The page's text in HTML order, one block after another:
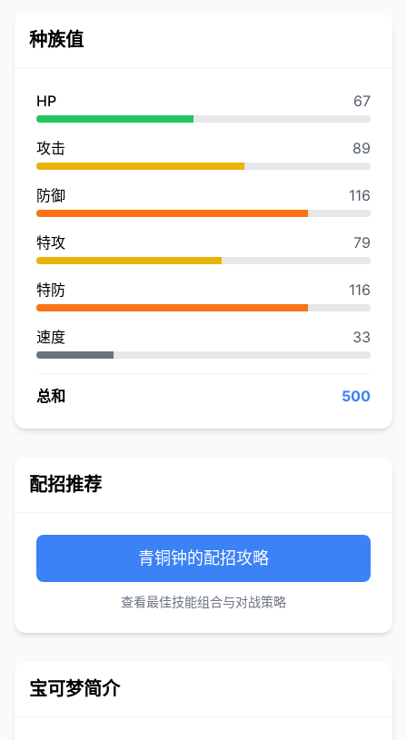
种族值
HP 67
攻击 89
防御 116
特攻 79
特防 116
速度 33
总和 500
配招推荐
青铜钟的配招攻略
查看最佳技能组合与对战策略
宝可梦简介